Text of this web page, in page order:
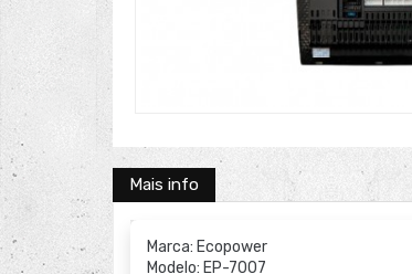
Mais info
Marca: Ecopower
Modelo: EP-7007